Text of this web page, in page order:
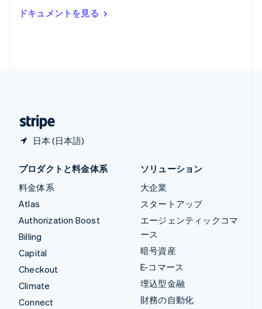
ドキュメントを見る
日本 (日本語)
ルーマニア
English
プロダクトと料金体系
料金体系
Atlas
Authorization Boost
Billing
Capital
Checkout
Climate
Connect
ソリューション
大企業
スタートアップ
エージェンティックコマ
ース
暗号資産
E-コマース
埋込型金融
財務の自動化